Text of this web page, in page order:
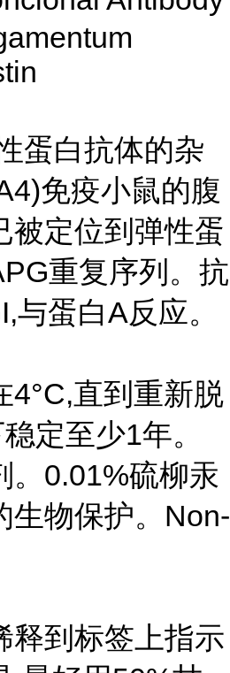
蛋白抗体的杂
免疫小鼠的腹
被定位到弹性蛋
重复序列。抗
与蛋白A反应。
4°C,直到重新脱
定至少1年。
。0.01%硫柳汞
生物保护。Non-
释到标签上指示